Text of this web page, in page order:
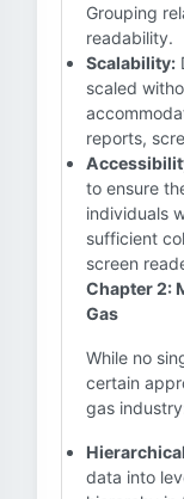
Grouping
readability.
Scalability:
scaled
reports,
to ensure
individuals
sufficient
screen
Chapter 2:
Gas
While no
certain
gas
data into